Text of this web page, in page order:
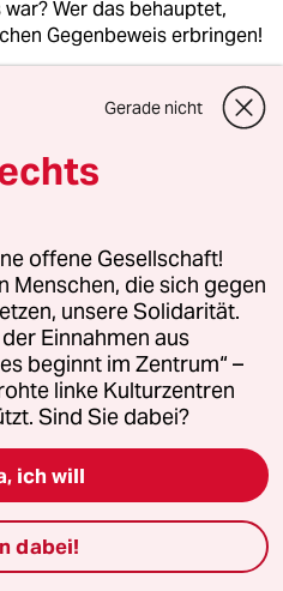
Wer das behauptet,
Gegenbeweis erbringen!
warum nur die ganze
es in meinem
unten schon gesagt: seht
Begreift dies doch als ein
Angebot des
an die staatskritische
Ganze einfach mal an und
und ich weiß diesen
Jetzt fühle ich mich
Und die meisten
amüsieren sich eh nur
Gerade nicht
offene Gesellschaft!
Menschen, die sich gegen
unsere Solidarität.
Einnahmen aus
beginnt im Zentrum“ –
linke Kulturzentren
Sind Sie dabei?
ich will
dabei!